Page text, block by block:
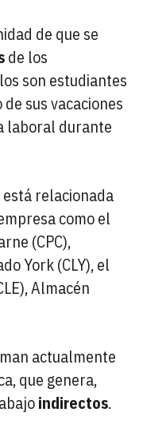
de que se
de los
son estudiantes
sus vacaciones
laboral durante
relacionada
como el
(CPC),
York (CLY), el
Almacén
actualmente
que genera,
indirectos.